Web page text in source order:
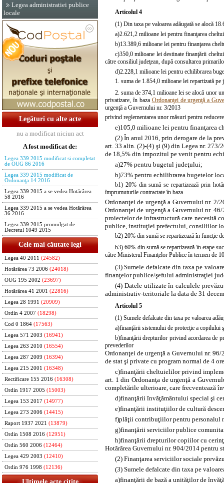
Legea administratiei publice
locale
Legături cu alte acte
nu a modificat niciun act
A fost modificat de:
Legea 339 2015 modificat si completat
de OUG 86 2016
Legea 339 2015 modificat de
Ordonanţa 14 2016
Legea 339 2015 a se vedea Hotărârea
58 2016
Legea 339 2015 a se vedea Hotărârea
36 2016
Legea 339 2015 promulgat de
Decretul 1049 2015
Cele mai căutate legi
Legea 40 2011 (24582)
Hotărârea 73 2006 (24018)
OUG 195 2002 (23697)
Hotărârea 41 2001 (22816)
Legea 28 1991 (20909)
Ordin 4 2007 (18298)
Cod 0 1864 (17563)
Legea 571 2003 (16941)
Legea 263 2010 (16554)
Legea 287 2009 (16394)
Legea 215 2001 (16348)
Rectificare 155 2016 (16308)
Ordin 1917 2005 (15003)
Legea 153 2017 (14977)
Legea 273 2006 (14415)
Raport 1937 2021 (13879)
Ordin 1508 2016 (12951)
Ordin 560 2006 (12464)
Legea 429 2003 (12410)
Ordin 976 1998 (12136)
Articolul 4
(1) Din taxa pe valoarea adăugată se alocă
a)2.621,2 milioane lei pentru finanţarea
b)13.389,6 milioane lei pentru finanţarea
c)350,0 milioane lei destinate finanţării
către consiliul judeţean, după consultarea
d)2.228,1 milioane lei pentru echilibrarea
1. suma de 1.854,0 milioane lei repartizată
2. suma de 374,1 milioane lei se alocă unor
privatizare, în baza Ordonanţei de urgenţă a
urgenţă a Guvernului nr. 3/2013
privind reglementarea unor măsuri pentru
e)105,0 milioane lei pentru finanţarea
(2) În anul 2016, prin derogare de la
art. 33 alin. (2)-(4) şi (9) din Legea nr. 273/
de 18,5% din impozitul pe venit pentru
a)27% pentru bugetul judeţului;
b)73% pentru echilibrarea bugetelor
b1) 20% din sumă se repartizează prin
împrumuturile contractate în baza
Ordonanţei de urgenţă a Guvernului nr. 2/
Ordonanţei de urgenţă a Guvernului nr.
proiectelor de infrastructură care necesită
publice, instituţiei prefectului, consiliilor
b2) 20% din sumă se repartizează în funcţie
b3) 60% din sumă se repartizează în etape
către Ministerul Finanţelor Publice în termen de
(3) Sumele defalcate din taxa pe
finanţelor publice/şefului administraţiei
(4) Datele utilizate în calculele
administrativ-teritoriale la data de 31
Articolul 5
(1) Sumele defalcate din taxa pe valoarea
a)finanţării sistemului de protecţie a copilului
b)finanţării drepturilor privind acordarea de
prevederilor
Ordonanţei de urgenţă a Guvernului nr.
de stat şi private cu program normal de 4
c)finanţării cheltuielilor privind
art. 1 din Ordonanţa de urgenţă a
completările ulterioare, care frecventează
d)finanţării învăţământului special şi
e)finanţării instituţiilor de cultură
f)plăţii contribuţiilor pentru personalul
g)finanţării serviciilor publice
h)finanţării drepturilor copiilor cu
Hotărârea Guvernului nr. 904/2014
(2) Finanţarea serviciilor sociale
(3) Sumele defalcate din taxa pe
a)finanţării de bază a unităţilor de